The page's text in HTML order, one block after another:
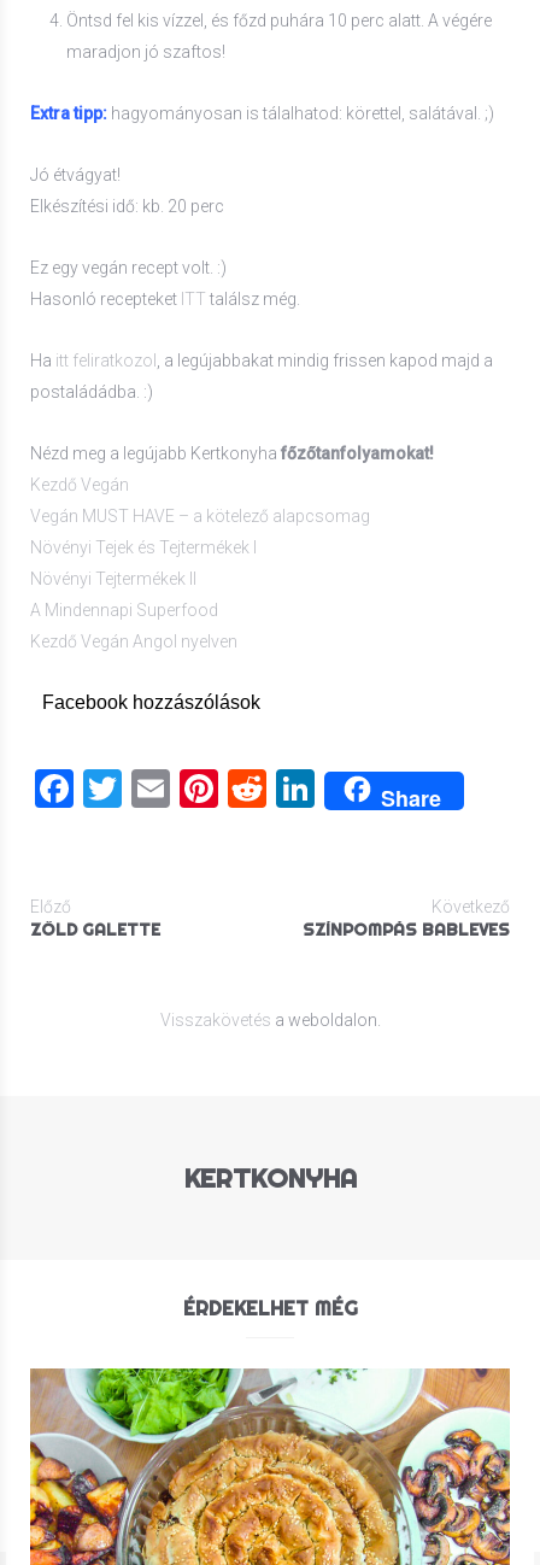
Öntsd fel kis vízzel, és főzd puhára 10 perc alatt. A végére
maradjon jó szaftos!
Extra tipp: hagyományosan is tálalhatod: körettel, salátával. ;)
Jó étvágyat!
Elkészítési idő: kb. 20 perc
Ez egy vegán recept volt. :)
Hasonló recepteket ITT találsz még.
Ha itt feliratkozol
, a legújabbakat mindig frissen kapod majd a
postaládádba. :)
Nézd meg a legújabb Kertkonyha főzőtanfolyamokat!
Kezdő Vegán
Vegán MUST HAVE – a kötelező alapcsomag
Növényi Tejek és Tejtermékek I
Növényi Tejtermékek II
A Mindennapi Superfood
Kezdő Vegán Angol nyelven
Facebook hozzászólások
Facebook
Twitter
EmailPinterest
RedditLinkedIn
Share
Előző
ZÖLD GALETTE
Következő
SZÍNPOMPÁS BABLEVES
Visszakövetés a weboldalon.
KERTKONYHA
ÉRDEKELHET MÉG